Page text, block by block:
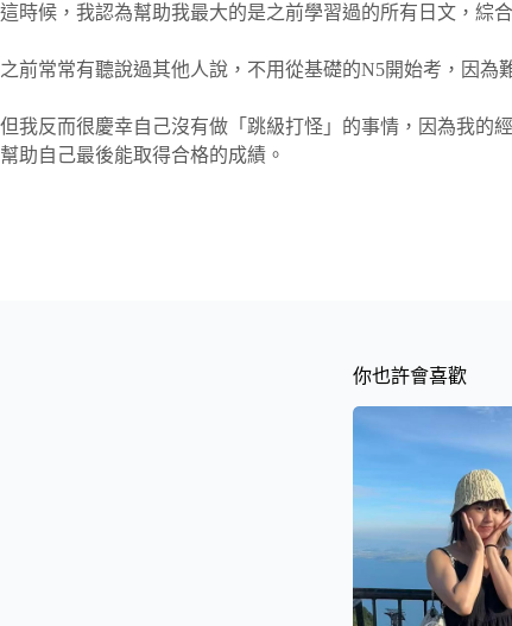
這時候，我認為幫助我最大的是之前學習過的所有日文，綜
之前常常有聽說過其他人說，不用從基礎的N5開始考，因
但我反而很慶幸自己沒有做「跳級打怪」的事情，因為我的
幫助自己最後能取得合格的成績。
你也許會喜歡